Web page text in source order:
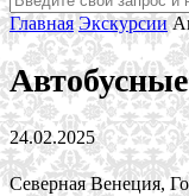
Главная Экскурсии
24.02.2025
Северная Венеция,